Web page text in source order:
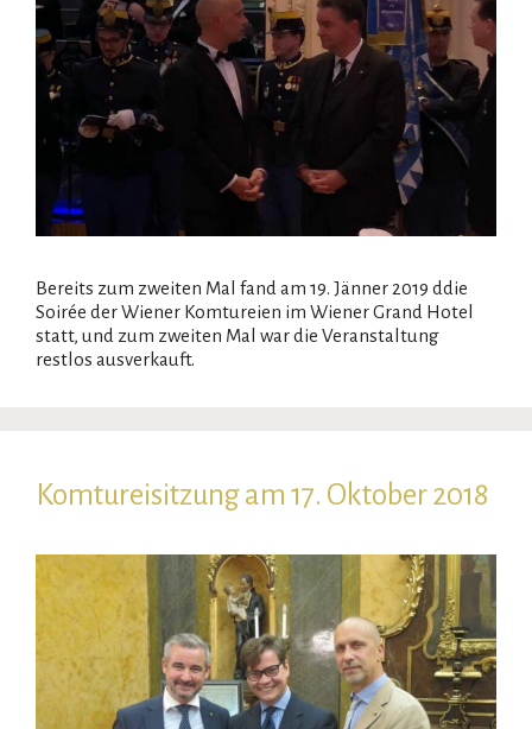
Bereits zum zweiten Mal fand am 19. Jänner 2019 ddie
Soirée der Wiener Komtureien im Wiener Grand Hotel
statt, und zum zweiten Mal war die Veranstaltung
restlos ausverkauft.
Komtureisitzung am 17. Oktober 2018